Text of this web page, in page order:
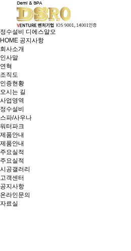
정수설비 디에스알오
HOME 공지사항
회사소개
인사말
연혁
조직도
인증현황
오시는 길
사업영역
정수설비
스파/사우나
워터파크
제품안내
제품안내
주요실적
주요실적
시공갤러리
고객센터
공지사항
온라인문의
자료실